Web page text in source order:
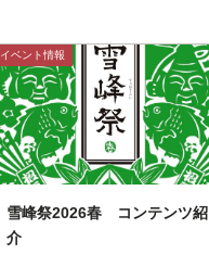
イベント情報
雪峰祭2026春 コンテンツ紹
介